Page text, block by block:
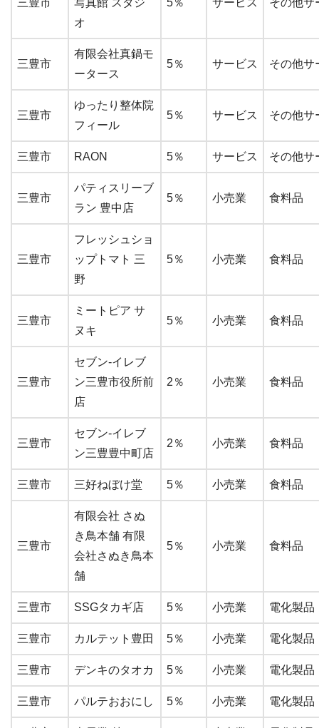
三豊市
写真館 スタジ
オ
5％ サービス その他サ
三豊市
有限会社真鍋モ
ータース
5％ サービス その他サ
三豊市
ゆったり整体院
フィール
5％ サービス その他サ
三豊市 RAON 5％ サービス その他サ
三豊市
パティスリーブ
ラン 豊中店
5％ 小売業 食料品
三豊市
フレッシュショ
ップトマト 三
野
5％ 小売業 食料品
三豊市
ミートピア サ
ヌキ
5％ 小売業 食料品
三豊市
セブン-イレブ
ン三豊市役所前
店
2％ 小売業 食料品
三豊市
セブン-イレブ
ン三豊豊中町店
2％ 小売業 食料品
三豊市 三好ねぼけ堂 5％ 小売業 食料品
三豊市
有限会社 さぬ
き鳥本舗 有限
会社さぬき鳥本
舗
5％ 小売業 食料品
三豊市 SSGタカギ店 5％ 小売業 電化製品
三豊市 カルテット豊田 5％ 小売業 電化製品
三豊市 デンキのタオカ 5％ 小売業 電化製品
三豊市 パルテおおにし 5％ 小売業 電化製品